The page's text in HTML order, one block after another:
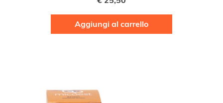
Aggiungi al carrello